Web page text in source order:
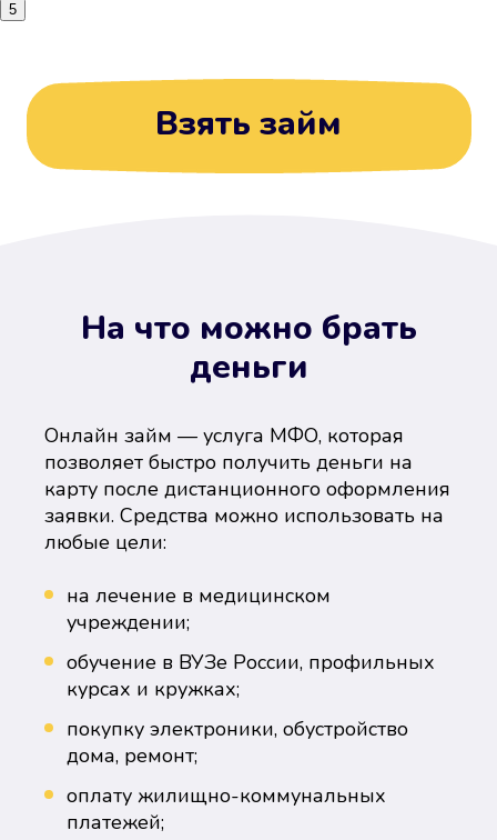
5
Взять займ
На что можно брать
деньги
Онлайн займ — услуга МФО, которая
позволяет быстро получить деньги на
карту после дистанционного оформления
заявки. Средства можно использовать на
любые цели:
на лечение в медицинском
учреждении;
обучение в ВУЗе России, профильных
курсах и кружках;
покупку электроники, обустройство
дома, ремонт;
оплату жилищно-коммунальных
платежей;